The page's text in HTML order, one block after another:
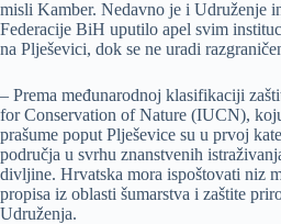
misli Kamber. Nedavno je i Udruženje
Federacije BiH uputilo apel svim
na Plješevici, dok se ne uradi
– Prema međunarodnoj klasifikaciji
for Conservation of Nature (IUCN),
prašume poput Plješevice su u prvoj
područja u svrhu znanstvenih
divljine. Hrvatska mora ispoštovati niz
propisa iz oblasti šumarstva i zaštite
Udruženja.